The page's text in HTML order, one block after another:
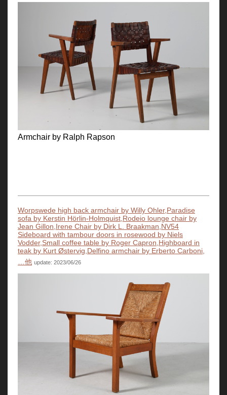
Armchair by Ralph Rapson
Worpswede high back armchair by Willy Ohler,Paradise
sofa by Kerstin Hörlin-Holmquist,Rodeio lounge chair by
Jean Gillon,Irene Chair by Dirk L. Braakman,NV54
Sideboard with tambour doors in rosewood by Niels
Vodder,Small coffee table by Roger Capron,Highboard in
teak by Kurt Østervig,Delfino armchair by Erberto Carboni,
…他 update: 2023/06/26